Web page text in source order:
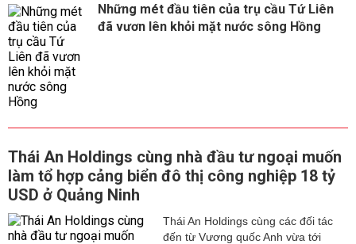
Những mét đầu tiên của trụ cầu Tứ Liên
đã vươn lên khỏi mặt nước sông Hồng
Thái An Holdings cùng nhà đầu tư ngoại muốn
làm tổ hợp cảng biển đô thị công nghiệp 18 tỷ
USD ở Quảng Ninh
Thái An Holdings cùng các đối tác
đến từ Vương quốc Anh vừa tới